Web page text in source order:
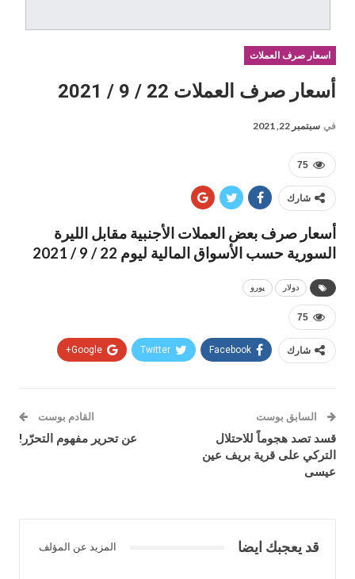
اسعار صرف العملات
أسعار صرف العملات 22 / 9 / 2021
في سبتمبر 22, 2021
75
شارك
أسعار صرف بعض العملات الأجنبية مقابل الليرة
السورية حسب الأسواق المالية ليوم 22 / 9 / 2021
دولار يورو
75
شارك Facebook
Twitter
Google+
السابق بوست
قسد تصد هجوماً للاحتلال
التركي على قرية بريف عين
عيسى
القادم بوست
عن تحرير مفهوم التحرّر!
قد يعجبك ايضا المزيد عن المؤلف